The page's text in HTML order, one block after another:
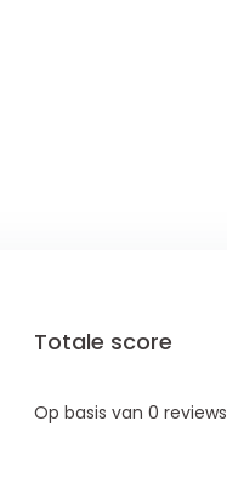
Totale score
Op basis van 0 reviews